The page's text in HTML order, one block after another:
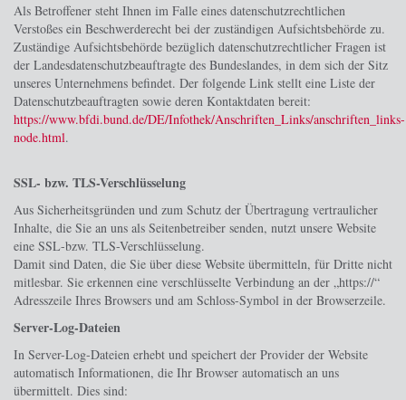
Als Betroffener steht Ihnen im Falle eines datenschutzrechtlichen
Verstoßes ein Beschwerderecht bei der zuständigen Aufsichtsbehörde zu.
Zuständige Aufsichtsbehörde bezüglich datenschutzrechtlicher Fragen ist
der Landesdatenschutzbeauftragte des Bundeslandes, in dem sich der Sitz
unseres Unternehmens befindet. Der folgende Link stellt eine Liste der
Datenschutzbeauftragten sowie deren Kontaktdaten bereit:
https://www.bfdi.bund.de/DE/Infothek/Anschriften_Links/anschriften_links-
node.html.
SSL- bzw. TLS-Verschlüsselung
Aus Sicherheitsgründen und zum Schutz der Übertragung vertraulicher
Inhalte, die Sie an uns als Seitenbetreiber senden, nutzt unsere Website
eine SSL-bzw. TLS-Verschlüsselung.
Damit sind Daten, die Sie über diese Website übermitteln, für Dritte nicht
mitlesbar. Sie erkennen eine verschlüsselte Verbindung an der „https://“
Adresszeile Ihres Browsers und am Schloss-Symbol in der Browserzeile.
Server-Log-Dateien
In Server-Log-Dateien erhebt und speichert der Provider der Website
automatisch Informationen, die Ihr Browser automatisch an uns
übermittelt. Dies sind: